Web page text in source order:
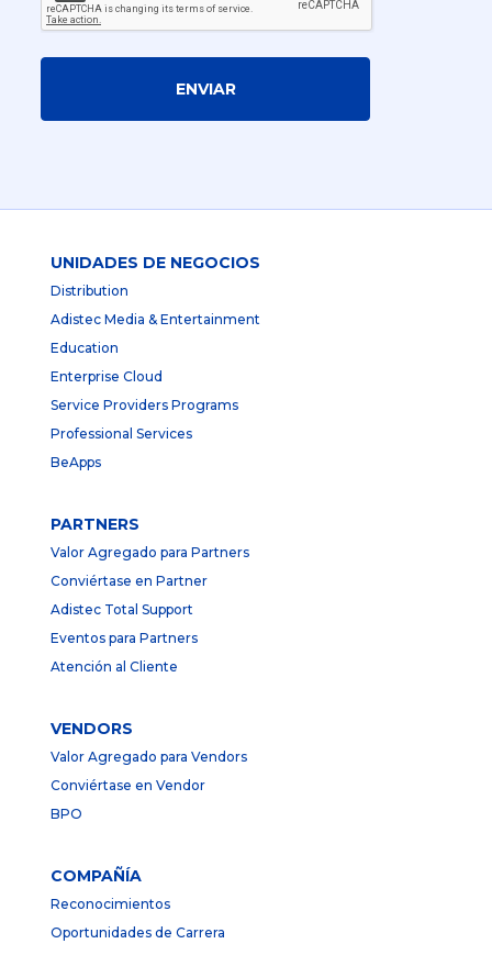
ENVIAR
UNIDADES DE NEGOCIOS
Distribution
Adistec Media & Entertainment
Education
Enterprise Cloud
Service Providers Programs
Professional Services
BeApps
PARTNERS
Valor Agregado para Partners
Conviértase en Partner
Adistec Total Support
Eventos para Partners
Atención al Cliente
VENDORS
Valor Agregado para Vendors
Conviértase en Vendor
BPO
COMPAÑÍA
Reconocimientos
Oportunidades de Carrera